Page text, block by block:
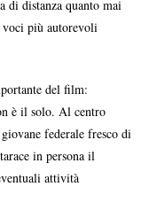
di distanza quanto mai
voci più autorevoli
del film:
è il solo. Al centro
federale fresco di
in persona il
attività